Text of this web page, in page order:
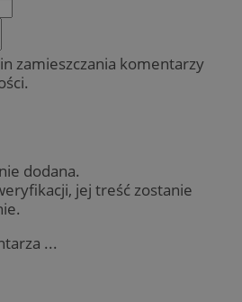
zamieszczania komentarzy
dodana.
jej treść zostanie
...